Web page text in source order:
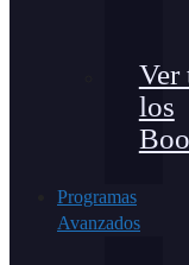
Ver
los
Programas
Avanzados